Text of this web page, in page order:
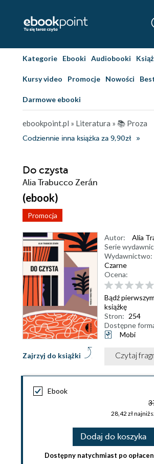
Kategorie Ebooki Audiobooki
Kursy video Promocje Nowości
Darmowe ebooki
ebookpoint.pl » Literatura » 📚 Proza
Codziennie inna książka za 9,90zł
Do czysta
Alia Trabucco Zerán
(ebook)
Promocja
Zajrzyj do książki
Autor:
Alia
Serie
Wydawnictwo:
Czarne
Ocena:
Bądź
książkę
Stron: 254
Dostępne
Mobi
Czytaj
Ebook
28,42 zł
Dodaj do koszyka
Dostępny natychmiast po